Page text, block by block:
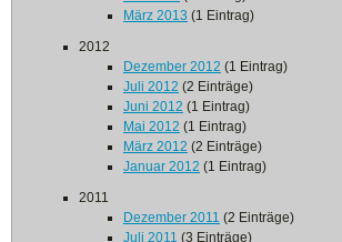
März 2013 (1 Eintrag)
2012
Dezember 2012 (1 Eintrag)
Juli 2012 (2 Einträge)
Juni 2012 (1 Eintrag)
Mai 2012 (1 Eintrag)
März 2012 (2 Einträge)
Januar 2012 (1 Eintrag)
2011
Dezember 2011 (2 Einträge)
Juli 2011 (3 Einträge)